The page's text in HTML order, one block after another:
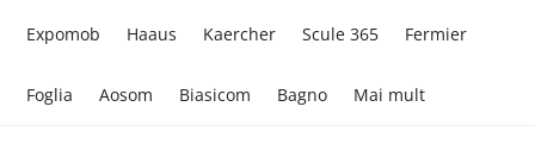
Expomob Haaus Kaercher Scule 365 Fermier
Foglia Aosom Biasicom Bagno Mai mult